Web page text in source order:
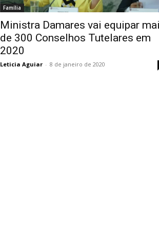
Família
Ministra Damares vai equipar
de 300 Conselhos Tutelares em
2020
Leticia Aguiar - 8 de janeiro de 2020